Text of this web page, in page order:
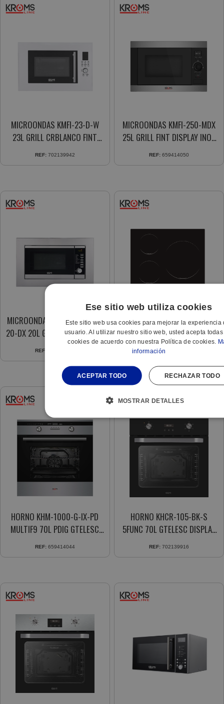
MICROONDAS KMFI-23-D-W
23L GRILL CRBLANCO FINT
DISPLAY
REF: 702139942
MICROONDAS KMFI-250-MDX
25L GRILL FINT DISPLAY INOX
BK
REF: 659414050
MICROONDAS + MARCO KMM-
20-DX 20L GRILL INOX DIGITAL
REF:
VITRO KVI-3FI-B3 BISEL 3F IND
6500W Z.30CM TC
REF: 702139931
HORNO KHM-1000-G-IX-PD
MULTIF9 70L PDIG GTELESC
REF: 659414044
HORNO KHCR-105-BK-S
5FUNC 70L GTELESC DISPLAY
REF: 702139916
Ese sitio web utiliza cookies
Este sitio web usa cookies para mejorar la experiencia
usuario. Al utilizar nuestro sitio web, usted acepta
cookies de acuerdo con nuestra Política de cookies.
información
ACEPTAR TODO RECHAZAR TODO
MOSTRAR DETALLES